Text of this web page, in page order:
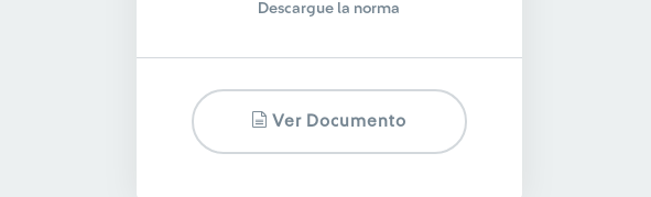
Descargue la norma
Ver Documento